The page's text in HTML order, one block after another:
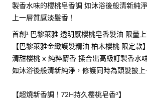
製香水味的櫻桃皂香調 如沐浴後般清新純
上一層質感淡髮香！
首創¹ 巴黎萊雅 透明感櫻桃皂香髮油 限量上
【巴黎萊雅金緻護髮精油 柏木櫻桃 限定款】
清甜櫻桃 x 純粹麝香 揉合出高級訂製香水
如沐浴後般清新純淨，修護同時為頭髮披上
【超燒新香調！72H持久櫻桃皂香²】